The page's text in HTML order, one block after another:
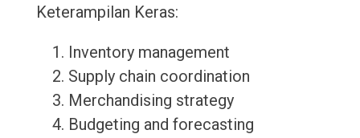
Keterampilan Keras:
Inventory management
Supply chain coordination
Merchandising strategy
Budgeting and forecasting